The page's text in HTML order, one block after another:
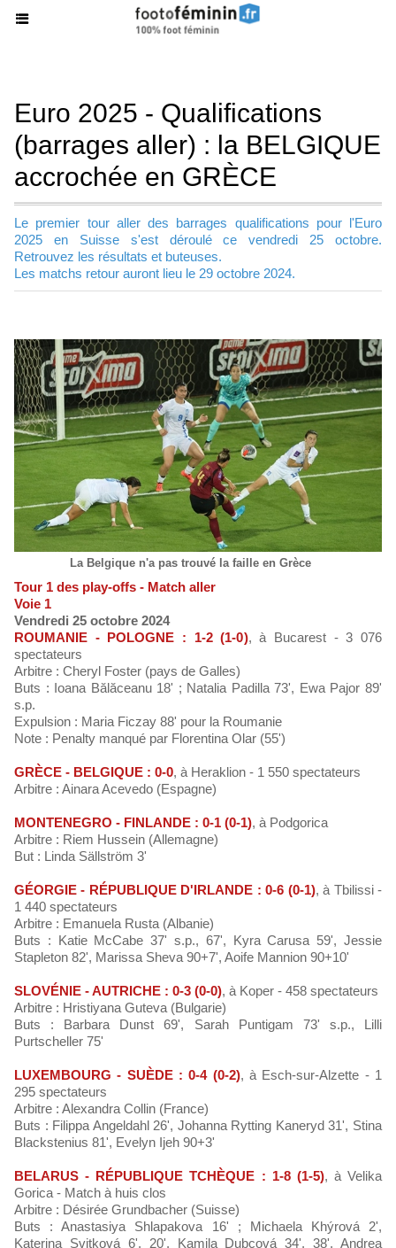
Euro 2025 - Qualifications
(barrages aller) : la BELGIQUE
accrochée en GRÈCE
Le premier tour aller des barrages qualifications pour l'Euro
2025 en Suisse s'est déroulé ce vendredi 25 octobre.
Retrouvez les résultats et buteuses.
Les matchs retour auront lieu le 29 octobre 2024.
La Belgique n'a pas trouvé la faille en Grèce
Tour 1 des play-offs - Match aller
Voie 1
Vendredi 25 octobre 2024
ROUMANIE - POLOGNE : 1-2 (1-0), à Bucarest - 3 076
spectateurs
Arbitre : Cheryl Foster (pays de Galles)
Buts : Ioana Bălăceanu 18' ; Natalia Padilla 73', Ewa Pajor 89'
s.p.
Expulsion : Maria Ficzay 88' pour la Roumanie
Note : Penalty manqué par Florentina Olar (55')
GRÈCE - BELGIQUE : 0-0, à Heraklion - 1 550 spectateurs
Arbitre : Ainara Acevedo (Espagne)
MONTENEGRO - FINLANDE : 0-1 (0-1), à Podgorica
Arbitre : Riem Hussein (Allemagne)
But : Linda Sällström 3'
GÉORGIE - RÉPUBLIQUE D'IRLANDE : 0-6 (0-1), à Tbilissi -
1 440 spectateurs
Arbitre : Emanuela Rusta (Albanie)
Buts : Katie McCabe 37' s.p., 67', Kyra Carusa 59', Jessie
Stapleton 82', Marissa Sheva 90+7', Aoife Mannion 90+10'
SLOVÉNIE - AUTRICHE : 0-3 (0-0), à Koper - 458 spectateurs
Arbitre : Hristiyana Guteva (Bulgarie)
Buts : Barbara Dunst 69', Sarah Puntigam 73' s.p., Lilli
Purtscheller 75'
LUXEMBOURG - SUÈDE : 0-4 (0-2), à Esch-sur-Alzette - 1
295 spectateurs
Arbitre : Alexandra Collin (France)
Buts : Filippa Angeldahl 26', Johanna Rytting Kaneryd 31', Stina
Blackstenius 81', Evelyn Ijeh 90+3'
BELARUS - RÉPUBLIQUE TCHÈQUE : 1-8 (1-5), à Velika
Gorica - Match à huis clos
Arbitre : Désirée Grundbacher (Suisse)
Buts : Anastasiya Shlapakova 16' ; Michaela Khýrová 2',
Katerina Svitková 6', 20', Kamila Dubcová 34', 38', Andrea